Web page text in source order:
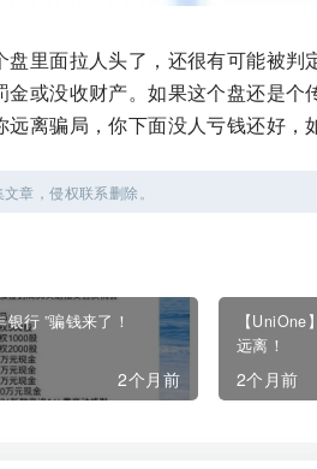
里面拉人头了，还很有可能被
或没收财产。如果这个盘还是
离骗局，你下面没人亏钱还好
章，侵权联系删除。
行 ”骗钱来了！
2个月前
【
远离！
2个月前